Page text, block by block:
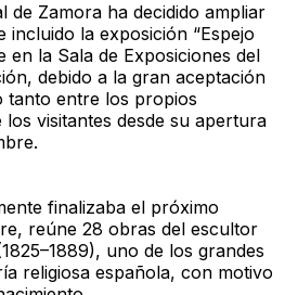
de Zamora ha decidido ampliar
incluido la exposición “Espejo
en la Sala de Exposiciones del
, debido a la gran aceptación
tanto entre los propios
visitantes desde su apertura
finalizaba el próximo
reúne 28 obras del escultor
uno de los grandes
religiosa española, con motivo